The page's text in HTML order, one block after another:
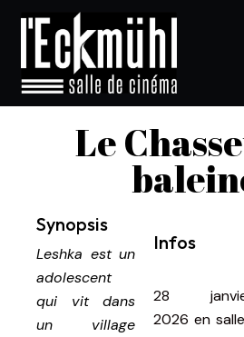
Le
Synopsis
Leshka est un
adolescent
qui vit dans
un village
Infos
28
2026en salle